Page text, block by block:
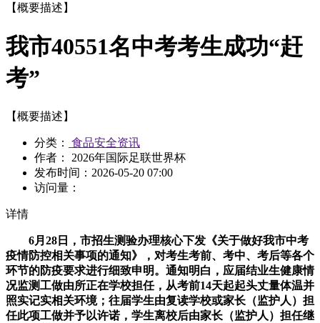
【概要描述】
我市40551名中考考生成功“赶
考”
【概要描述】
分类：
食品安全资讯
作者： 2026年国际足联世界杯
发布时间： 2026-05-20 07:00
访问量：
详情
6月28日，市招生测验办理核心下发《关于做好我市中考
疫情防控相关事项的通知》，对考生考前、考中、考后等各个
环节的防疫要求进行细致申明。通知明白，应届结业生健康情
况监测工做由所正在学校担任，从考前14天起起头丈量体温并
照实记实相关环境；往届学生由复读学校或家长（监护人）担
任此项工做并予以许诺，学生离校后由家长（监护人）担任继